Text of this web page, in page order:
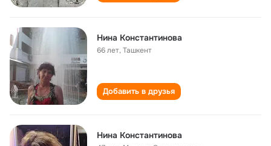
Нина Константинова
66 лет,Ташкент
Добавить в друзья
Нина Константинова